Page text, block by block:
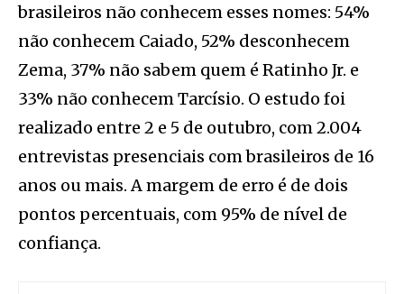
brasileiros não conhecem esses nomes: 54%
não conhecem Caiado, 52% desconhecem
Zema, 37% não sabem quem é Ratinho Jr. e
33% não conhecem Tarcísio. O estudo foi
realizado entre 2 e 5 de outubro, com 2.004
entrevistas presenciais com brasileiros de 16
anos ou mais. A margem de erro é de dois
pontos percentuais, com 95% de nível de
confiança.